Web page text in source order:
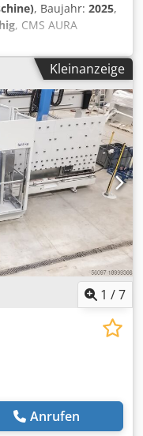
, Baujahr: 2025,
, CMS AURA
Säumprozess
direkter Absaugung
2.700 mm
Glaslänge: 3.100 /
in die ISO Linie
Wartungsfrei
Kleinanzeige
1 /7
Anrufen